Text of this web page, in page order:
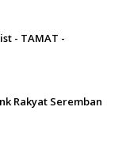
- TAMAT -
Rakyat Seremban